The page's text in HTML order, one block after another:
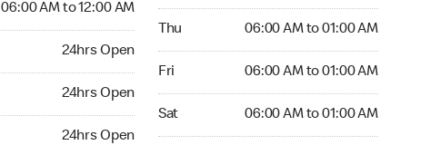
06:00 AM to 12:00 AM
24hrs Open
24hrs Open
24hrs Open
Thu 06:00 AM to 01:00 AM
Fri 06:00 AM to 01:00 AM
Sat 06:00 AM to 01:00 AM